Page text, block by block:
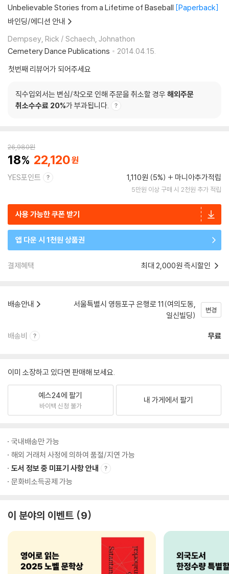
Unbelievable Stories from a Lifetime of Baseball Paperback
바인딩/에디션 안내
Dempsey, Rick / Schaech, Johnathon
Cemetery Dance Publications
2014.04.15.
첫번째 리뷰어가 되어주세요
직수입외서는 변심/착오로 인해 주문을 취소할 경우 해외주문
취소수수료 20%가 부과됩니다.
26,980원
18 22,120
YES포인트 1,110원 (5%) 마니아추가적립
5만원 이상 구매 시 2천원 추가 적립
사용 가능한 쿠폰 받기
앱 다운 시 1천원 상품권
결제혜택 최대 2,000원 즉시할인
배송안내
서울특별시 영등포구 은행로 11(여의도동,
일신빌딩)
변경
배송비 무료
이미 소장하고 있다면 판매해 보세요.
예스24에 팔기
바이백 신청 불가
내 가게에서 팔기
국내배송만 가능
해외 거래처 사정에 의하여 품절/지연 가능
도서 정보 중 미표기 사항 안내
문화비소득공제 가능
이 분야의 이벤트 9